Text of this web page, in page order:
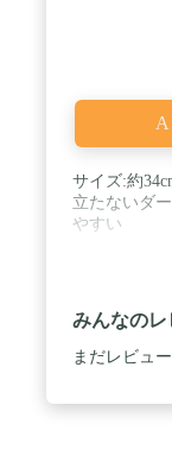
サイズ:約
立たないダ
やすい
みんなのレ
まだレビュ